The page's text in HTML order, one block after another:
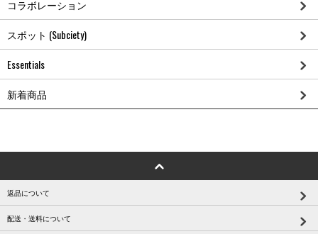
コラボレーション
スポット (Subciety)
Essentials
新着商品
返品について
配送・送料について